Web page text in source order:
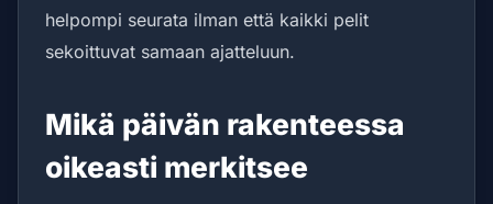
helpompi seurata ilman että kaikki pelit
sekoittuvat samaan ajatteluun.
Mikä päivän rakenteessa
oikeasti merkitsee